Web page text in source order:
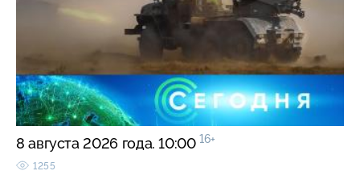
8 августа 2026 года. 10:00 16+
1255